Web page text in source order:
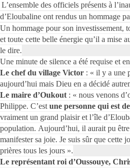
L’ensemble des officiels présents à
d’Eloubaline ont rendus un hommage
Un hommage pour son investissement,
et toute cette belle énergie qu’il a mise
le dire.
Une minute de silence a été requise et
Le chef du village Victor : « il y a une
aujourd’hui mais Dieu en a décidé
Le maire d’Oukout : « nous venons
Philippe. C’est une personne qui est
vraiment un grand plaisir et l’île
population. Aujourd’hui, il aurait pu
manifester sa joie. Je suis sûr que cette
prières tous les jours ».
Le représentant roi d’Oussouye,